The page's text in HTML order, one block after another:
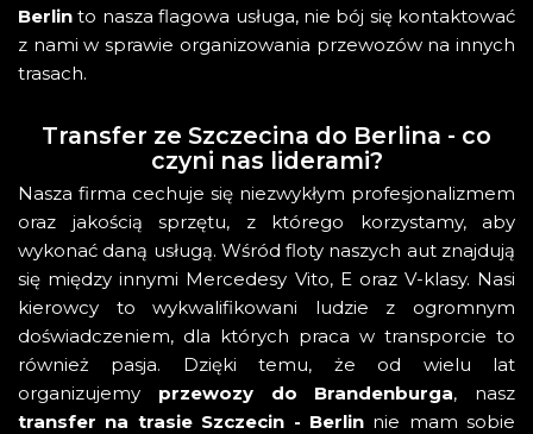
Berlin to nasza flagowa usługa, nie bój się kontaktować
z nami w sprawie organizowania przewozów na innych
trasach.
Transfer ze Szczecina do Berlina - co
czyni nas liderami?
Nasza firma cechuje się niezwykłym profesjonalizmem
oraz jakością sprzętu, z którego korzystamy, aby
wykonać daną usługą. Wśród floty naszych aut znajdują
się między innymi Mercedesy Vito, E oraz V-klasy. Nasi
kierowcy to wykwalifikowani ludzie z ogromnym
doświadczeniem, dla których praca w transporcie to
również pasja. Dzięki temu, że od wielu lat
organizujemy przewozy do Brandenburga, nasz
transfer na trasie Szczecin - Berlinnie mam sobie